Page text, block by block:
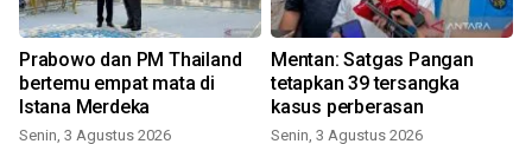
Prabowo dan PM Thailand
bertemu empat mata di
Istana Merdeka
Senin, 3 Agustus 2026
Mentan: Satgas Pangan
tetapkan 39 tersangka
kasus perberasan
Senin, 3 Agustus 2026